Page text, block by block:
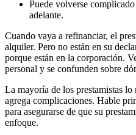
Puede volverse
adelante.
Cuando vaya a refinanciar, el
alquiler. Pero no están en su
porque están en la corporación.
personal y se confunden sobre
La mayoría de los prestamistas
agrega complicaciones. Hable
para asegurarse de que su
enfoque.